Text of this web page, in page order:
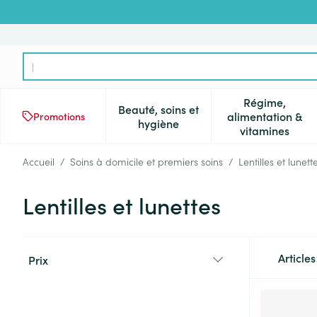
Rechercher
Promotions
Beauté, soins et
hygièneAfficher le sous-menu pour la
Régime,
alimentation &
vitamines
Afficher
Accueil / Soins à domicile et premiers soins / Lentilles et
Lentilles et lunettes
Prix
Articles